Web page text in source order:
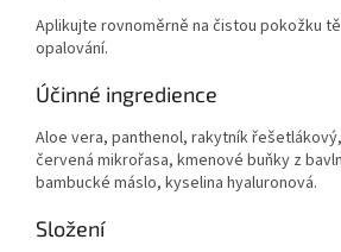
Aplikujte rovnoměrně na čistou pokožku
opalování.
Účinné ingredience
Aloe vera, panthenol, rakytník
červená mikrořasa, kmenové buňky z
bambucké máslo, kyselina hyaluronová.
Složení